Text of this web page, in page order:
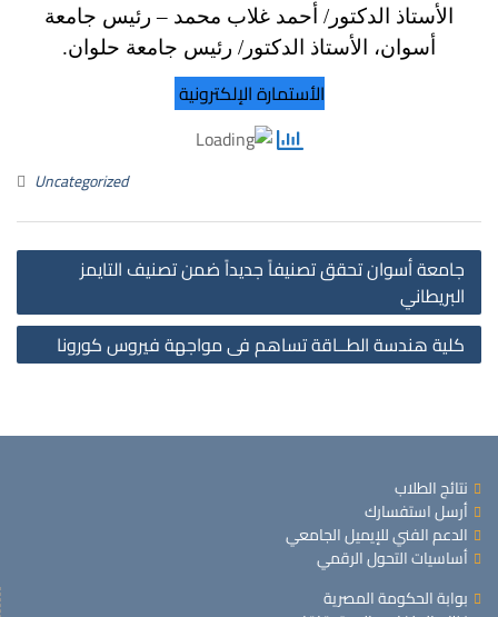
الأستاذ الدكتور/ أحمد غلاب محمد – رئيس جامعة
أسوان، الأستاذ الدكتور/ رئيس جامعة حلوان.
الأستمارة الإلكترونية
Uncategorized
جامعة أسوان تحقق تصنيفاً جديداً ضمن تصنيف التايمز
البريطاني
كلية هندسة الطــاقة تساهم فى مواجهة فيروس كورونا
نتائج الطلاب
أرسل استفسارك
الدعم الفني للإيميل الجامعي
أساسيات التحول الرقمي
بوابة الحكومة المصرية